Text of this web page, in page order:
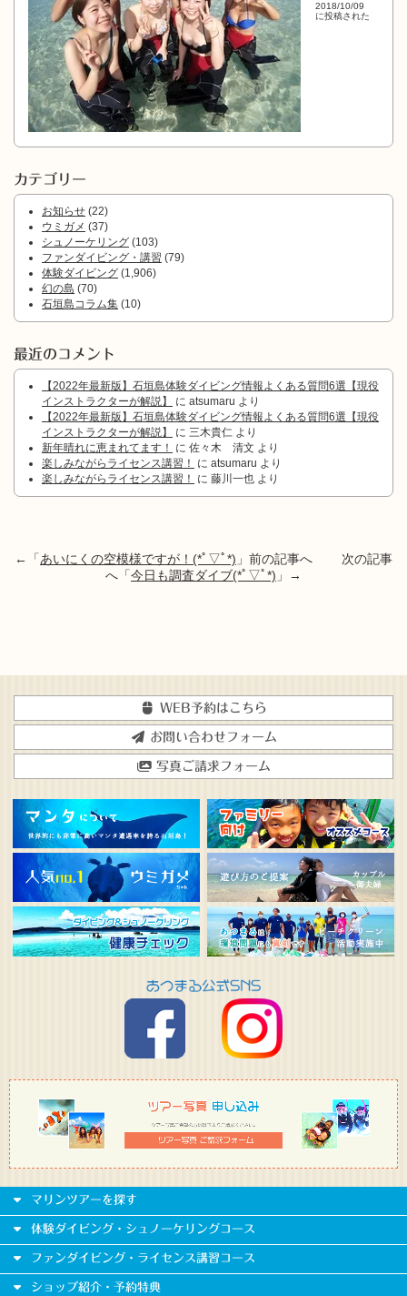
2018/10/09
に投稿された
カテゴリー
お知らせ (22)
ウミガメ (37)
シュノーケリング (103)
ファンダイビング・講習 (79)
体験ダイビング (1,906)
幻の島 (70)
石垣島コラム集 (10)
最近のコメント
【2022年最新版】石垣島体験ダイビング情報よくある質問6選【現役
インストラクターが解説】
に atsumaru より
【2022年最新版】石垣島体験ダイビング情報よくある質問6選【現役
インストラクターが解説】
に 三木貴仁 より
新年晴れに恵まれてます！
に 佐々木 清文 より
楽しみながらライセンス講習！
に atsumaru より
楽しみながらライセンス講習！
に 藤川一也 より
←「あいにくの空模様ですが！(*ﾟ▽ﾟ*) 」前の記事へ 次の記事
へ「今日も調査ダイブ(*ﾟ▽ﾟ*) 」→
WEB予約はこちら
お問い合わせフォーム
写真ご請求フォーム
マリンツアーを探す
体験ダイビング・シュノーケリングコース
ファンダイビング・ライセンス講習コース
ショップ紹介・予約特典